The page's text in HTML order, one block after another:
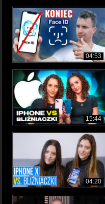
04:53
15:44
04:20